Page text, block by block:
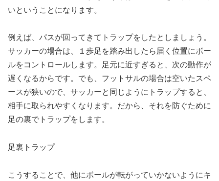
いということになります。
例えば、パスが回ってきてトラップをしたとしましょう。
サッカーの場合は、１歩足を踏み出したら届く位置にボー
ルをコントロールします。足元に近すぎると、次の動作が
遅くなるからです。でも、フットサルの場合は空いたスペ
ースが狭いので、サッカーと同じようにトラップすると、
相手に取られやすくなります。だから、それを防ぐために
足の裏でトラップをします。
足裏トラップ
こうすることで、他にボールが転がっていかないようにキ